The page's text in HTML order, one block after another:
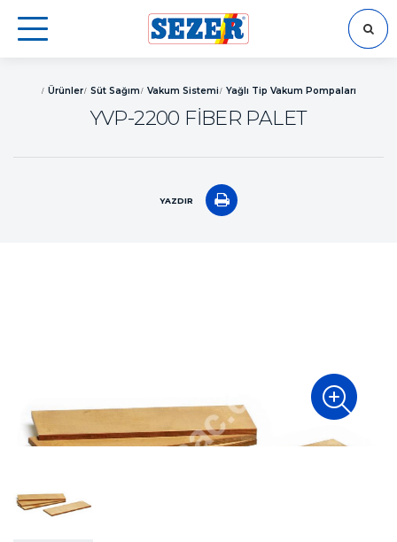
Ürünler Süt Sağım Vakum Sistemi Yağlı Tip Vakum Pompaları
YVP-2200 FİBER PALET
YAZDIR